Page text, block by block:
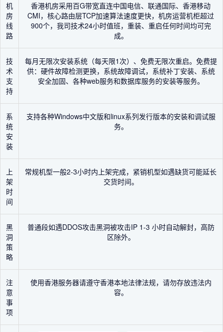
机
房
线
路
香港机房采用百G带宽直连中国电信、联通国际、香港移动
CMI，核心路由层TCP加速算法速度更快，机房运营机柜超过
900个，我司技术24小时值班，重装、重启任何时间均可完
成。
技
术
支
持
每月无限次安装系统（每天限1次）、免费无限次重启。免费提
供：硬件故障检测更换，系统故障调试，系统补丁安装、系统
安全加固、各种web服务和数据库服务的安装等服务。
系
统
安
装
支持各种Windows中文版和linux系列发行版本的安装和调试服
务。
上
架
时
间
常规机型一般2-3小时内上架完成，紧销机型如遇缺货可能延长
交货时间。
黑
洞
策
略
普通段如遇DDOS攻击黑洞被攻击IP 1-3 小时自动解封，高防
区除外。
注
意
事
项
使用香港服务器请遵守香港本地法律法规，请勿存放违法内
容。